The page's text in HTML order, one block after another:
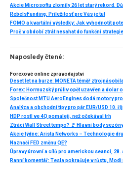
RebelsFunding: Príležitosť pre Vás je tu!
FOMO a kvartální výsledky: Jak vyhodnotit
Proč v období ztrát nesahat do funkční strategie
Naposledy čtené:
Forexové online zpravodajství
Forex: Hormuzský průliv opět uzavřen a dolar
Analýza a obchodní tipy pro pár EUR/USD 10.
HDP rostl ve 4Q pomaleji, než očekával trh
Ztrácí Wall Street tempo? 🚩 Hlavní body
Naznačí FED změnu QE?
Úpravy úrovní a cílů pro americkou seanci, 28.